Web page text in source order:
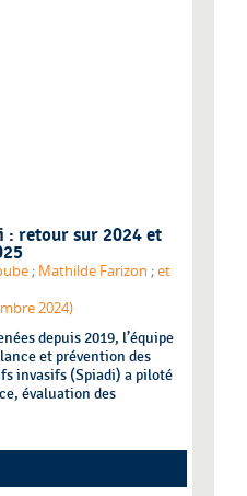
: retour sur 2024 et
; Mathilde Farizon ;et
2024)
depuis 2019, l’équipe
et prévention des
invasifs (Spiadi) a piloté
évaluation des